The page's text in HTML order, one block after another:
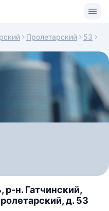
Пролетарский 53
р-н. Гатчинский,
д. 53